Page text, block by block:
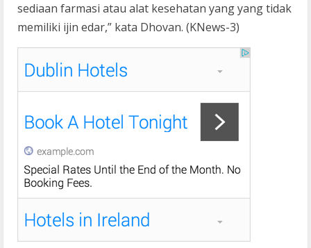
sediaan farmasi atau alat kesehatan yang yang tidak
memiliki ijin edar,” kata Dhovan. (KNews-3)